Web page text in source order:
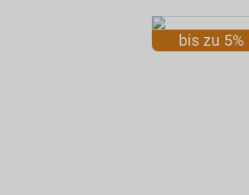
bis zu 5%